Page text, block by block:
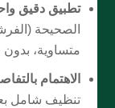
تطبيق دقيق
الصحيحة
متساوية،
الاهتمام
تنظيف شامل بعد